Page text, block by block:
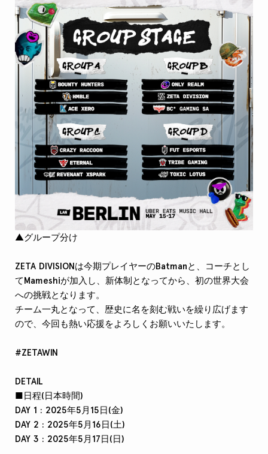
▲グループ分け
ZETA DIVISIONは今期プレイヤーのBatmanと、コーチとし
てMameshiが加入し、新体制となってから、初の世界大会
への挑戦となります。
チーム一丸となって、歴史に名を刻む戦いを繰り広げます
ので、今回も熱い応援をよろしくお願いいたします。
#ZETAWIN
DETAIL
■日程(日本時間)
DAY 1 : 2025年5月15日(金)
DAY 2 : 2025年5月16日(土)
DAY 3 : 2025年5月17日(日)